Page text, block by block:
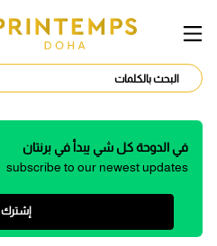
في الدوحة كل شي يبدأ في برنتان
subscribe to our newest updates
إشترك